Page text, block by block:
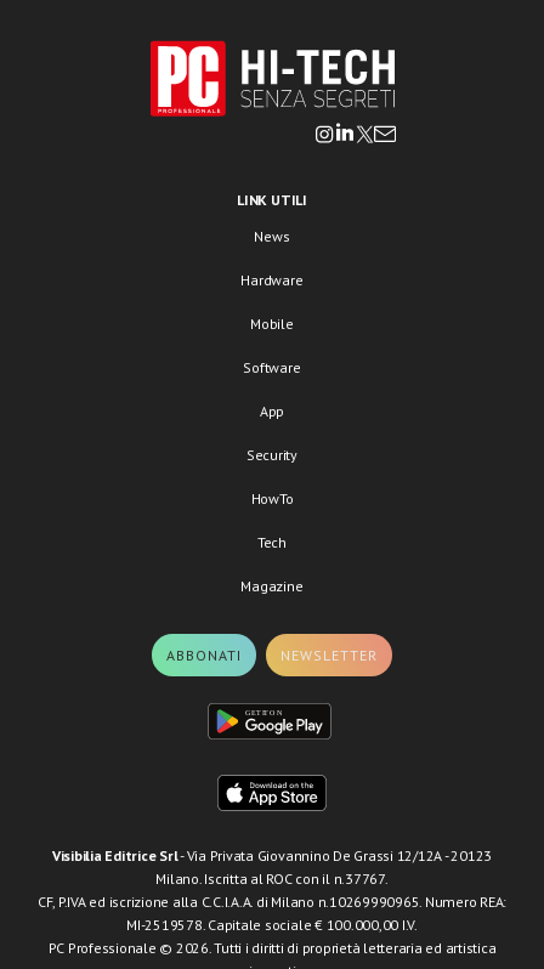
LINK UTILI
News
Hardware
Mobile
Software
App
Security
HowTo
Tech
Magazine
ABBONATI NEWSLETTER
Visibilia Editrice Srl- Via Privata Giovannino De Grassi 12/12A - 20123
Milano. Iscritta al ROC con il n.37767.
CF, P.IVA ed iscrizione alla C.C.I.A.A. di Milano n.10269990965. Numero REA:
MI-2519578. Capitale sociale € 100.000,00 I.V.
PC Professionale © 2026. Tutti i diritti di proprietà letteraria ed artistica